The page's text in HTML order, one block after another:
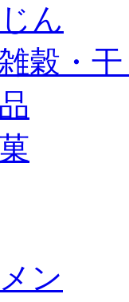
ん
穀・
ン